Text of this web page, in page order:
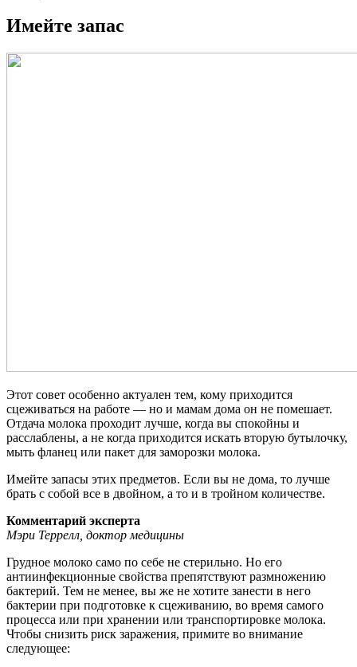
Имейте запас
Этот совет особенно актуален тем, кому приходится
сцеживаться на работе — но и мамам дома он не помешает.
Отдача молока проходит лучше, когда вы спокойны и
расслаблены, а не когда приходится искать вторую бутылочку,
мыть фланец или пакет для заморозки молока.
Имейте запасы этих предметов. Если вы не дома, то лучше
брать с собой все в двойном, а то и в тройном количестве.
Комментарий эксперта
Мэри Террелл, доктор медицины
Грудное молоко само по себе не стерильно. Но его
антиинфекционные свойства препятствуют размножению
бактерий. Тем не менее, вы же не хотите занести в него
бактерии при подготовке к сцеживанию, во время самого
процесса или при хранении или транспортировке молока.
Чтобы снизить риск заражения, примите во внимание
следующее: